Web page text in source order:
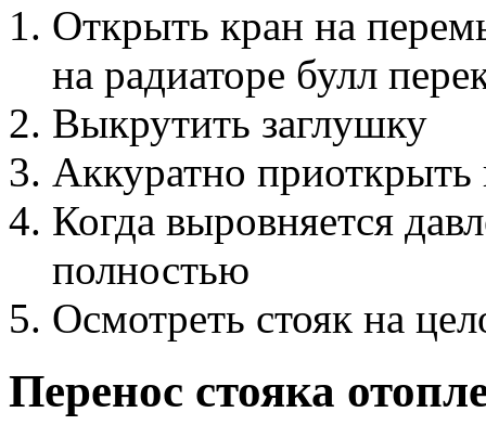
Открыть кран на
на радиаторе булл
Выкрутить заглушку
Аккуратно приоткрыть
Когда выровняется
полностью
Осмотреть стояк на
Перенос стояка